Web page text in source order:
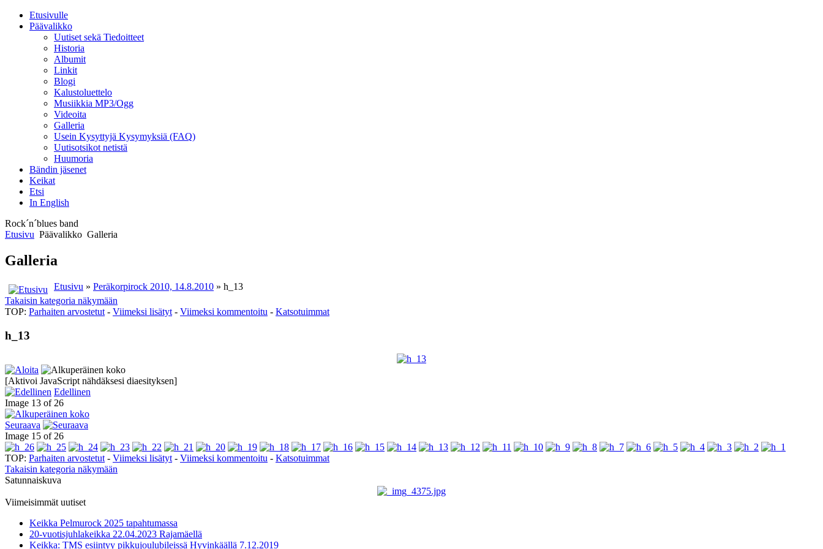
Etusivulle
Päävalikko
Uutiset sekä Tiedoitteet
Historia
Albumit
Linkit
Blogi
Kalustoluettelo
Musiikkia MP3/Ogg
Videoita
Galleria
Usein Kysyttyjä Kysymyksiä (FAQ)
Uutisotsikot netistä
Huumoria
Bändin jäsenet
Keikat
Etsi
In English
Rock´n´blues band
Etusivu Päävalikko Galleria
Galleria
Etusivu » Peräkorpirock 2010, 14.8.2010 » h_13
Takaisin kategoria näkymään
TOP: Parhaiten arvostetut - Viimeksi lisätyt - Viimeksi kommentoitu - Katsotuimmat
h_13
[Aktivoi JavaScript nähdäksesi diaesityksen]
Edellinen
Image 13 of 26
Seuraava
Image 15 of 26
TOP: Parhaiten arvostetut - Viimeksi lisätyt - Viimeksi kommentoitu - Katsotuimmat
Takaisin kategoria näkymään
Satunnaiskuva
Viimeisimmät uutiset
Keikka Pelmurock 2025 tapahtumassa
20-vuotisjuhlakeikka 22.04.2023 Rajamäellä
Keikka: TMS esiintyy pikkujoulubileissä Hyvinkäällä 7.12.2019